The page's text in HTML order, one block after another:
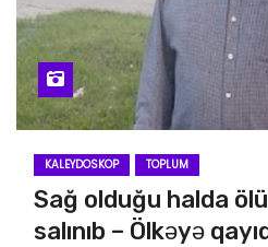
KALEYDOSKOP TOPLUM
Sağ olduğu halda
salınıb – Ölkəyə